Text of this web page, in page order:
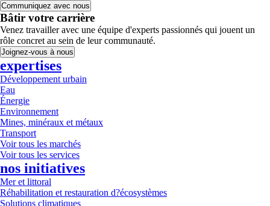
Communiquez avec nous
Bâtir votre carrière
Venez travailler avec une équipe d'experts passionnés qui jouent un
rôle concret au sein de leur communauté.
Joignez-vous à nous
expertises
Développement urbain
Eau
Énergie
Environnement
Mines, minéraux et métaux
Transport
Voir tous les marchés
Voir tous les services
nos initiatives
Mer et littoral
Réhabilitation et restauration d?écosystèmes
Solutions climatiques